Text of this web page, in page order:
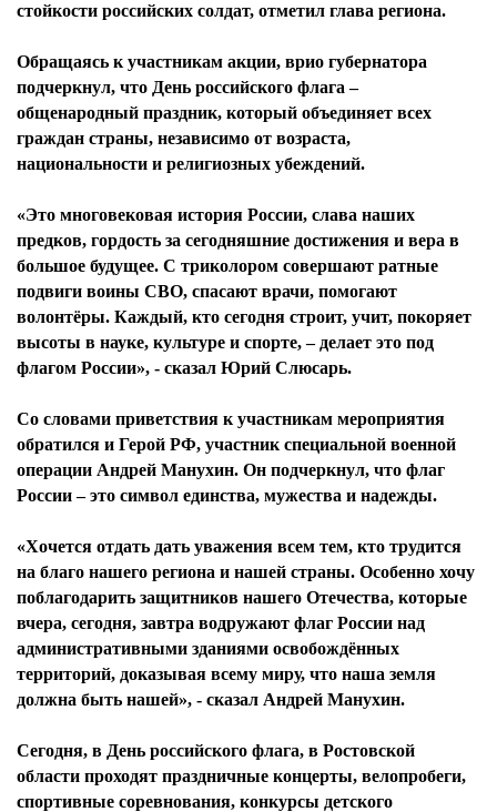
стойкости российских солдат, отметил глава региона.
Обращаясь к участникам акции, врио губернатора
подчеркнул, что День российского флага –
общенародный праздник, который объединяет всех
граждан страны, независимо от возраста,
национальности и религиозных убеждений.
«Это многовековая история России, слава наших
предков, гордость за сегодняшние достижения и вера в
большое будущее. С триколором совершают ратные
подвиги воины СВО, спасают врачи, помогают
волонтёры. Каждый, кто сегодня строит, учит, покоряет
высоты в науке, культуре и спорте, – делает это под
флагом России», - сказал Юрий Слюсарь.
Со словами приветствия к участникам мероприятия
обратился и Герой РФ, участник специальной военной
операции Андрей Манухин. Он подчеркнул, что флаг
России – это символ единства, мужества и надежды.
«Хочется отдать дать уважения всем тем, кто трудится
на благо нашего региона и нашей страны. Особенно хочу
поблагодарить защитников нашего Отечества, которые
вчера, сегодня, завтра водружают флаг России над
административными зданиями освобождённых
территорий, доказывая всему миру, что наша земля
должна быть нашей», - сказал Андрей Манухин.
Сегодня, в День российского флага, в Ростовской
области проходят праздничные концерты, велопробеги,
спортивные соревнования, конкурсы детского